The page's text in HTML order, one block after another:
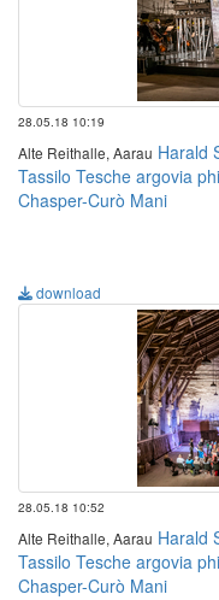
28.05.18 10:19
Alte Reithalle, Aarau Harald
Tassilo Tesche argovia
Chasper-Curò Mani
download
28.05.18 10:52
Alte Reithalle, Aarau Harald
Tassilo Tesche argovia
Chasper-Curò Mani